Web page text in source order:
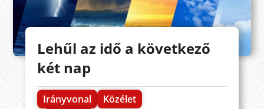
Lehűl az idő a következő
két nap
Irányvonal
Közélet